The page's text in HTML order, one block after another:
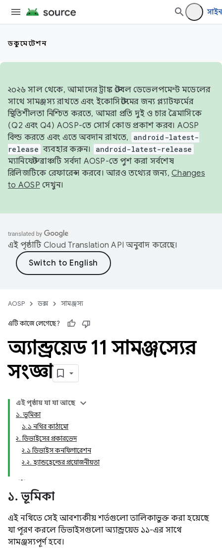
ডকুমেন্টেশন
২০২৬ সাল থেকে, আমাদের ট্রাঙ্ক স্টেবল ডেভেলপমেন্ট মডেলের
সাথে সামঞ্জস্য রাখতে এবং ইকোসিস্টেমের জন্য প্ল্যাটফর্মের
স্থিতিশীলতা নিশ্চিত করতে, আমরা প্রতি দুই ও চার ত্রৈমাসিকে
(Q2 এবং Q4) AOSP-তে সোর্স কোড প্রকাশ করব। AOSP
বিল্ড করতে এবং এতে অবদান রাখতে,
android-latest-
release ব্যবহার করুন। android-latest-release
ম্যানিফেস্ট ব্রাঞ্চটি সর্বদা AOSP-তে পুশ করা সর্বশেষ
রিলিজটিকে রেফারেন্স করবে। আরও তথ্যের জন্য, Changes
to AOSP দেখুন।
এই পৃষ্ঠাটি Cloud Translation API অনুবাদ করেছে।
AOSP ডক্স সামঞ্জস্য
এটি কাজে লেগেছে?
অ্যান্ড্রয়েড 11 সামঞ্জস্যের
সংজ্ঞা
এই পৃষ্ঠায় যা যা আছে
১. ভূমিকা
১.১ নথির কাঠামো
২. ডিভাইসের প্রকারভেদ
২.১ ডিভাইস কনফিগারেশন
২.২. হ্যান্ডহেল্ডের প্রয়োজনীয়তা
১. ভূমিকা
এই নথিতে সেই আবশ্যকীয় শর্তগুলো তালিকাভুক্ত করা হয়েছে
যা পূরণ করলে ডিভাইসগুলো অ্যান্ড্রয়েড ১১-এর সাথে
সামঞ্জস্যপূর্ণ হবে।